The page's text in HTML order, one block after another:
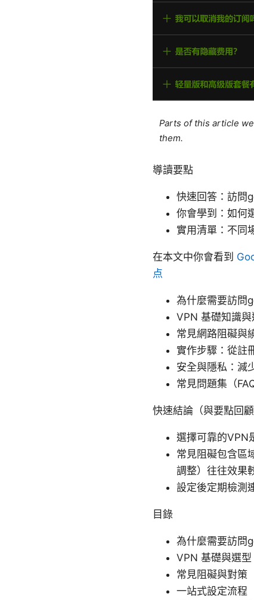
Parts of this article
them.
導讀要點
快速回答：訪問
你會學到：如何
實用清單：不同
在本文中你會看到
点
為什麼需要訪問
VPN 基礎知識
常見網路阻礙與
實作步驟：從註
安全與隱私：減
常見問題集（FAQ
快速結論（與要點回顧
選擇可靠的VPN
常見阻礙包含區
調整）往往效果
設定後定期檢測
目錄
為什麼需要訪問
VPN 基礎與選型
常見阻礙與對策
一站式設定流程